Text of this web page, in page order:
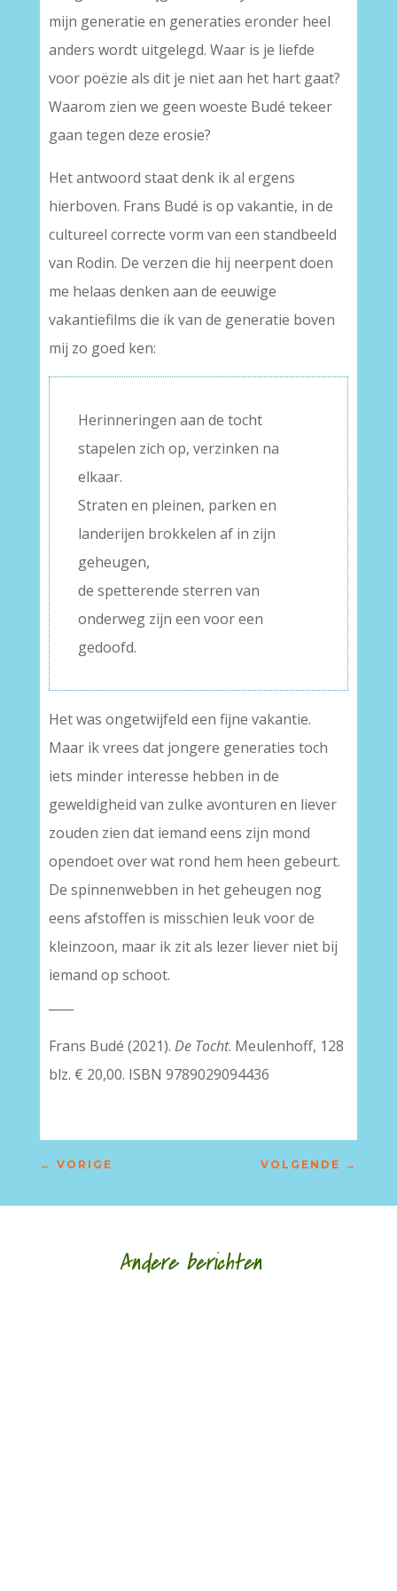
mijn generatie en generaties eronder heel
anders wordt uitgelegd. Waar is je liefde
voor poëzie als dit je niet aan het hart gaat?
Waarom zien we geen woeste Budé tekeer
gaan tegen deze erosie?
Het antwoord staat denk ik al ergens
hierboven. Frans Budé is op vakantie, in de
cultureel correcte vorm van een standbeeld
van Rodin. De verzen die hij neerpent doen
me helaas denken aan de eeuwige
vakantiefilms die ik van de generatie boven
mij zo goed ken:
Herinneringen aan de tocht
stapelen zich op, verzinken na
elkaar.
Straten en pleinen, parken en
landerijen brokkelen af in zijn
geheugen,
de spetterende sterren van
onderweg zijn een voor een
gedoofd.
Het was ongetwijfeld een fijne vakantie.
Maar ik vrees dat jongere generaties toch
iets minder interesse hebben in de
geweldigheid van zulke avonturen en liever
zouden zien dat iemand eens zijn mond
opendoet over wat rond hem heen gebeurt.
De spinnenwebben in het geheugen nog
eens afstoffen is misschien leuk voor de
kleinzoon, maar ik zit als lezer liever niet bij
iemand op schoot.
Frans Budé (2021). De Tocht. Meulenhoff, 128
blz. € 20,00. ISBN 9789029094436
← VORIGE VOLGENDE →
Andere berichten